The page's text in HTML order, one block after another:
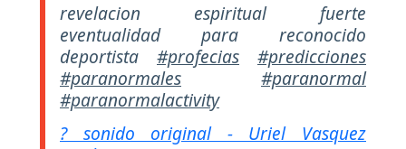
revelacion espiritual fuerte
eventualidad para reconocido
deportista #profecias
#predicciones
#paranormales
#paranormal
#paranormalactivity
? sonido original - Uriel Vasquez